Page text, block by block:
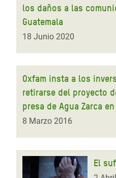
ayuda
la
navegación
los daños a las
Guatemala
18 Junio 2020
Oxfam insta a los
retirarse del proyecto
presa de Agua Zarca
8 Marzo 2016
El